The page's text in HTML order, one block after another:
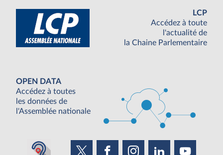
LCP
Accédez à toute
l'actualité de
la Chaine Parlementaire
OPEN DATA
Accédez à toutes
les données de
l'Assemblée nationale